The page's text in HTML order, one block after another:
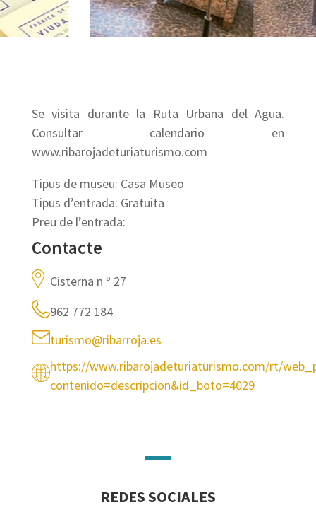
Se visita durante la Ruta Urbana del Agua.
Consultar calendario en
www.ribarojadeturiaturismo.com
Tipus de museu: Casa Museo
Tipus d’entrada: Gratuita
Preu de l’entrada:
Contacte
Cisterna n º 27
962 772 184
turismo@ribarroja.es
https://www.ribarojadeturiaturismo.com/rt/
contenido=descripcion&id_boto=4029
REDES SOCIALES